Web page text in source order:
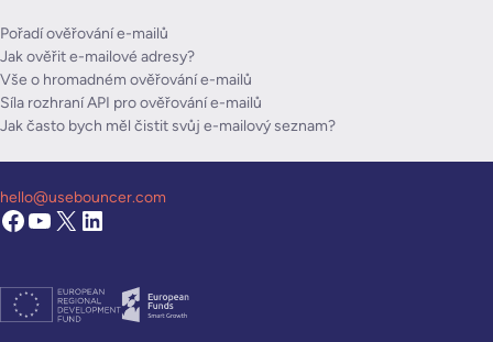
Pořadí ověřování e-mailů
Jak ověřit e-mailové adresy?
Vše o hromadném ověřování e-mailů
Síla rozhraní API pro ověřování e-mailů
Jak často bych měl čistit svůj e-mailový seznam?
hello@usebouncer.com